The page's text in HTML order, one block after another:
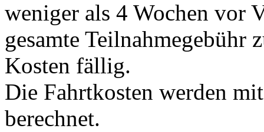
weniger als 4 Wochen vor
gesamte Teilnahmegebühr
Kosten fällig.
Die Fahrtkosten werden
berechnet.